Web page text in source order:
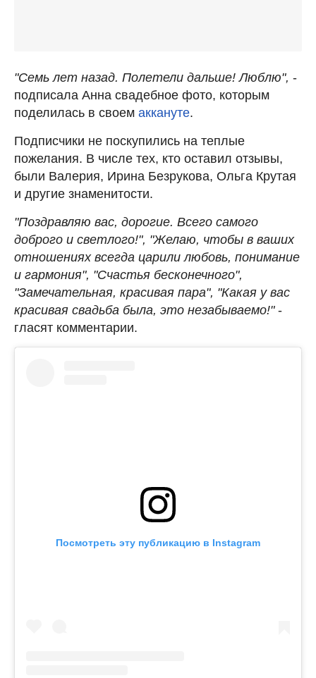
"Семь лет назад. Полетели дальше! Люблю", -
подписала Анна свадебное фото, которым
поделилась в своем аккануте.
Подписчики не поскупились на теплые
пожелания. В числе тех, кто оставил отзывы,
были Валерия, Ирина Безрукова, Ольга Крутая
и другие знаменитости.
"Поздравляю вас, дорогие. Всего самого
доброго и светлого!", "Желаю, чтобы в ваших
отношениях всегда царили любовь, понимание
и гармония", "Счастья бесконечного",
"Замечательная, красивая пара", "Какая у вас
красивая свадьба была, это незабываемо!" -
гласят комментарии.
Посмотреть эту публикацию в Instagram